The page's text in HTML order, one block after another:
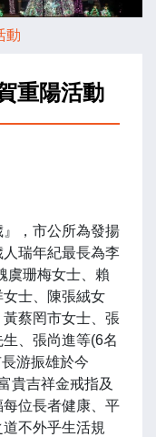
動
重陽活動
』，市公所為發揚
瑞年紀最長為李
虞珊梅女士、賴
士、陳張絨女
蔡罔市女士、張
、張尚進等(6名
游振雄於今
貴吉祥金戒指及
位長者健康、平
不外乎生活規